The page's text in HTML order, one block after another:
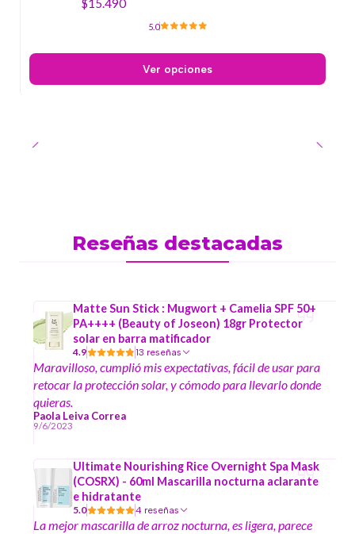
$15.490
5.0
Ver opciones
Reseñas destacadas
Matte Sun Stick : Mugwort + Camelia SPF 50+
PA++++ (Beauty of Joseon) 18gr Protector
solar en barra matificador
4.9 13 reseñas
Maravilloso, cumplió mis expectativas, fácil de usar para
retocar la protección solar, y cómodo para llevarlo donde
quieras.
Paola Leiva Correa
9/6/2023
Ultimate Nourishing Rice Overnight Spa Mask
(COSRX) - 60ml Mascarilla nocturna aclarante
e hidratante
5.0 4 reseñas
La mejor mascarilla de arroz nocturna, es ligera, parece